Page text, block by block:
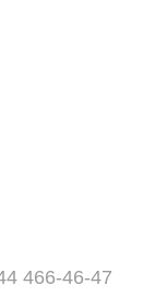
466-46-47